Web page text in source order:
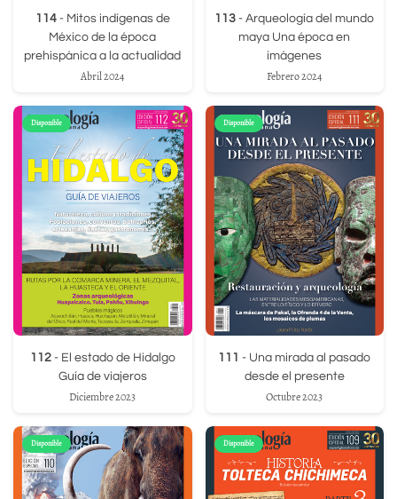
114- Mitos indígenas de
México de la época
prehispánica a la actualidad
Abril 2024
113 - Arqueología del mundo
maya Una época en
imágenes
Febrero 2024
Disponible
112- El estado de Hidalgo
Guía de viajeros
Diciembre 2023
Disponible
111 - Una mirada al pasado
desde el presente
Octubre 2023
Disponible Disponible